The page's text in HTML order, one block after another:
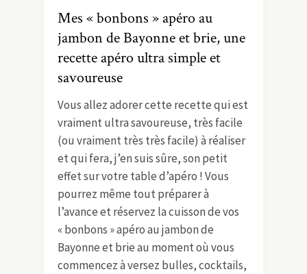
Mes « bonbons » apéro au
jambon de Bayonne et brie, une
recette apéro ultra simple et
savoureuse
Vous allez adorer cette recette qui est
vraiment ultra savoureuse, très facile
(ou vraiment très très facile) à réaliser
et qui fera, j’en suis sûre, son petit
effet sur votre table d’apéro ! Vous
pourrez même tout préparer à
l’avance et réservez la cuisson de vos
« bonbons » apéro au jambon de
Bayonne et brie au moment où vous
commencez à versez bulles, cocktails,